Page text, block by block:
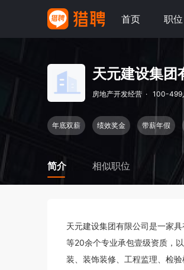
首页 职位
天元建设集团
房地产开发经营 · 100-499
年底双薪 绩效奖金 带薪年假
简介 相似职位
天元建设集团有限公司是一家
等20余个专业承包壹级资质，
装、装饰装修、工程监理、检